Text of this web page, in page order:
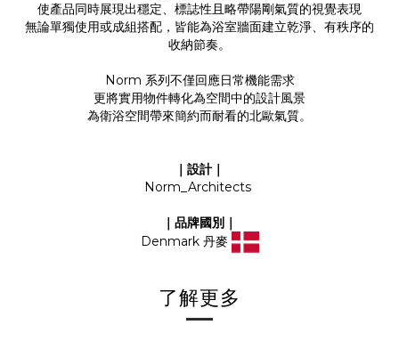
使產品同時展現出穩定、標誌性且略帶陽剛氣質的視覺表現
無論單獨使用或成組搭配，皆能為浴室牆面建立乾淨、有秩序的
收納節奏。
Norm 系列不僅回應日常機能需求
更將實用物件轉化為空間中的設計風景
為衛浴空間帶來簡約而耐看的北歐氣質。
｜設計｜
Norm_Architects
｜品牌國別｜
Denmark 丹麥
了解更多